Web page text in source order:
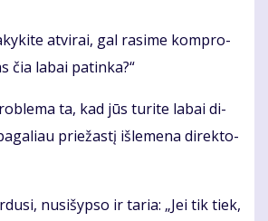
at­vi­rai, gal ra­si­me kom­pro­
čia la­bai pa­tin­ka?“
ta, kad jūs tu­ri­te la­bai di­
prie­žas­tį iš­le­me­na di­rek­to­
nu­si­šyp­so ir ta­ria: „Jei tik tiek,